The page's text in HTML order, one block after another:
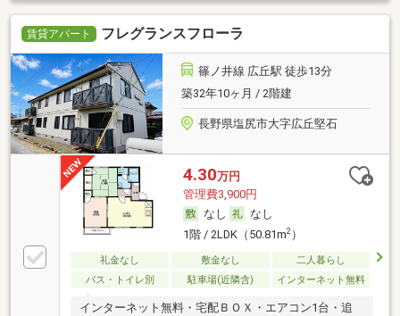
賃貸アパート フレグランスフローラ
篠ノ井線 広丘駅 徒歩13分
築32年10ヶ月 / 2階建
長野県塩尻市大字広丘堅石
4.30万円
管理費3,900円
なし
なし
1階 / 2LDK（50.81m2）
礼金なし 敷金なし
二人暮らし
バス・トイレ別
駐車場(近隣含) インターネット無料
インターネット無料・宅配ＢＯＸ・エアコン1台・追